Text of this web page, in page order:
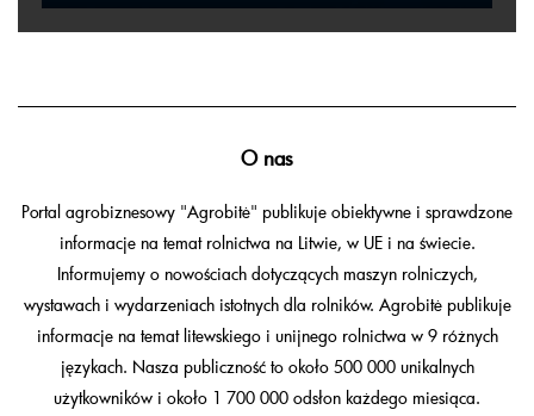
O nas
Portal agrobiznesowy "Agrobitė" publikuje obiektywne i sprawdzone
informacje na temat rolnictwa na Litwie, w UE i na świecie.
Informujemy o nowościach dotyczących maszyn rolniczych,
wystawach i wydarzeniach istotnych dla rolników. Agrobitė publikuje
informacje na temat litewskiego i unijnego rolnictwa w 9 różnych
językach. Nasza publiczność to około 500 000 unikalnych
użytkowników i około 1 700 000 odsłon każdego miesiąca.